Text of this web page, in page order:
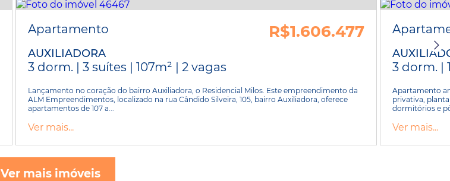
Apartamento R$1.606.477
AUXILIADORA
3 dorm. | 3 suítes | 107m² | 2 vagas
Lançamento no coração do bairro Auxiliadora, o Residencial Milos. Este empreendimento da
ALM Empreendimentos, localizado na rua Cândido Silveira, 105, bairro Auxiliadora, oferece
apartamentos de 107 a...
Ver mais...
3 dorm. |
Apartamento
privativa,
dormitórios e
Ver mais...
Ver mais imóveis